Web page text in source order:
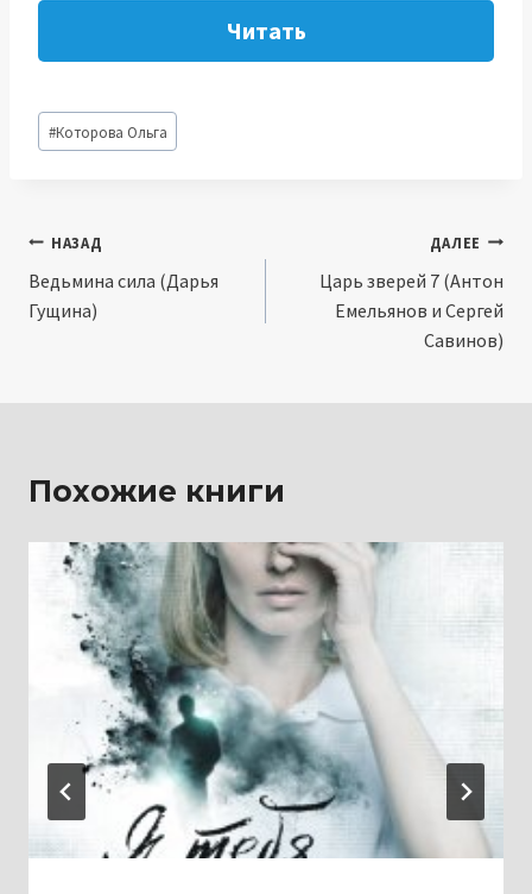
Читать
Метки
записи:
#Которова Ольга
Навигация
по
НАЗАД
Ведьмина сила (Дарья
Гущина)
ДАЛЕЕ
Царь зверей 7 (Антон
Емельянов и Сергей
Савинов)
Похожие книги